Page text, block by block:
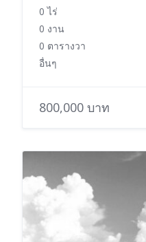
0 ไร่
0 งาน
0 ตารางวา
อื่นๆ
800,000 บาท